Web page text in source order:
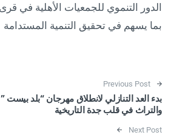
الدور التنموي للجمعيات الأهلية في
بما يسهم في تحقيق التنمية المستدامة
Post navigation
Previous Post
بدء العد التنازلي لانطلاق مهرجان “بلد بيست
والتراث في قلب جدة التاريخية
Next Post